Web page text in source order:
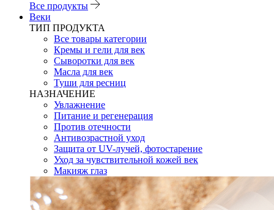
Все продукты
Веки
ТИП ПРОДУКТА
Все товары категории
Кремы и гели для век
Сыворотки для век
Масла для век
Туши для ресниц
НАЗНАЧЕНИЕ
Увлажнение
Питание и регенерация
Против отечности
Антивозрастной уход
Защита от UV-лучей, фотостарение
Уход за чувствительной кожей век
Макияж глаз